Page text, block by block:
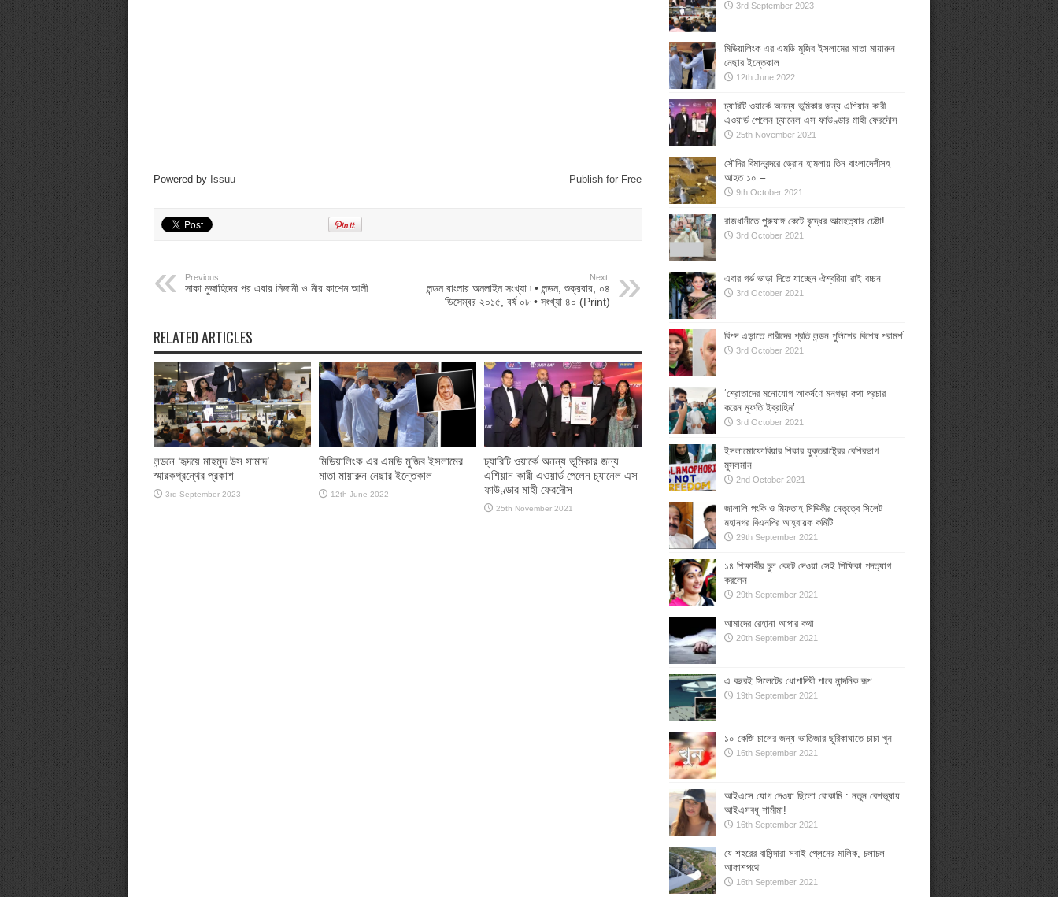
Powered by Issuu Publish for Free
Previous:
সাকা মুজাহিদের পর এবার নিজামী ও মীর কাশেম আলী
Next:
লন্ডন বাংলার অনলাইন সংখ্যা ৷ • লন্ডন, শুক্রবার, ০৪
ডিসেম্বর ২০১৫, বর্ষ ০৮ • সংখ্যা ৪০ (Print)
RELATED ARTICLES
লন্ডনে ‘হৃদয়ে মাহমুদ উস সামাদ’
স্মারকগ্রন্থের প্রকাশ
3rd September 2023
মিডিয়ালিংক এর এমডি মুজিব ইসলামের
মাতা মায়ারুন নেছার ইন্তেকাল
12th June 2022
চ্যারিটি ওয়ার্কে অনন্য ভূমিকার জন্য
এশিয়ান কারী এওয়ার্ড পেলেন চ্যানেল এস
ফাউণ্ডার মাহী ফেরদৌস
25th November 2021
3rd September 2023
মিডিয়ালিংক এর এমডি মুজিব ইসলামের মাতা মায়ারুন
নেছার ইন্তেকাল
12th June 2022
চ্যারিটি ওয়ার্কে অনন্য ভূমিকার জন্য এশিয়ান কারী
এওয়ার্ড পেলেন চ্যানেল এস ফাউণ্ডার মাহী ফেরদৌস
25th November 2021
সৌদির বিমানবন্দরে ড্রোন হামলায় তিন বাংলাদেশীসহ
আহত ১০ –
9th October 2021
রাজধানীতে পুরুষাঙ্গ কেটে বৃদ্ধের আত্মহত্যার চেষ্টা!
3rd October 2021
এবার গর্ভ ভাড়া দিতে যাচ্ছেন ঐশ্বরিয়া রাই বচ্চন
3rd October 2021
বিপদ এড়াতে নারীদের প্রতি লন্ডন পুলিশের বিশেষ পরামর্শ
3rd October 2021
‘শ্রোতাদের মনোযোগ আকর্ষণে মনগড়া কথা প্রচার
করেন মুফতি ইব্রাহিম’
3rd October 2021
ইসলামোফোবিয়ার শিকার যুক্তরাষ্ট্রের বেশিরভাগ
মুসলমান
2nd October 2021
জালালি পংকি ও মিফতাহ সিদ্দিকীর নেতৃত্বে সিলেট
মহানগর বিএনপির আহ্বায়ক কমিটি
29th September 2021
১৪ শিক্ষার্থীর চুল কেটে দেওয়া সেই শিক্ষিকা পদত্যাগ
করলেন
29th September 2021
আমাদের রেহানা আপার কথা
20th September 2021
এ বছরই সিলেটের ধোপাদিঘী পাবে নান্দনিক রূপ
19th September 2021
১০ কেজি চালের জন্য ভাতিজার ছুরিকাঘাতে চাচা খুন
16th September 2021
আইএসে যোগ দেওয়া ছিলো বোকামি : নতুন বেশভূষায়
আইএসবধূ শামীমা!
16th September 2021
যে শহরের বাসিন্দারা সবাই প্লেনের মালিক, চলাচল
আকাশপথে
16th September 2021